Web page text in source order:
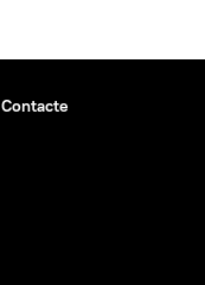
Contacte